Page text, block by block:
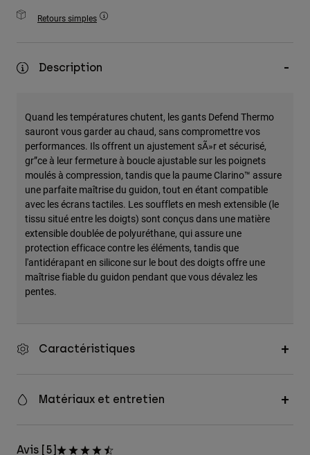
Accessoires
Sacs et sacs à dos
Retours simples
Description
Quand les températures chutent, les gants Defend Thermo
sauront vous garder au chaud, sans compromettre vos
performances. Ils offrent un ajustement sÃ»r et sécurisé,
gr”ce à leur fermeture à boucle ajustable sur les poignets
moulés à compression, tandis que la paume Clarino™ assure
une parfaite maîtrise du guidon, tout en étant compatible
avec les écrans tactiles. Les soufflets en mesh extensible (le
tissu situé entre les doigts) sont conçus dans une matière
extensible doublée de polyuréthane, qui assure une
protection efficace contre les éléments, tandis que
l'antidérapant en silicone sur le bout des doigts offre une
maîtrise fiable du guidon pendant que vous dévalez les
pentes.
Caractéristiques
Matériaux et entretien
Avis [5]